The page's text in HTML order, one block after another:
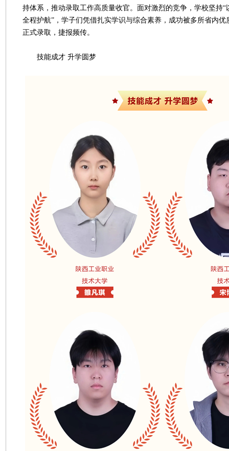
持体系，推动录取工作高质量收官。面对激烈的竞争，学校坚持“
全程护航”，学子们凭借扎实学识与综合素养，成功被多所省内优
正式录取，捷报频传。
技能成才 升学圆梦